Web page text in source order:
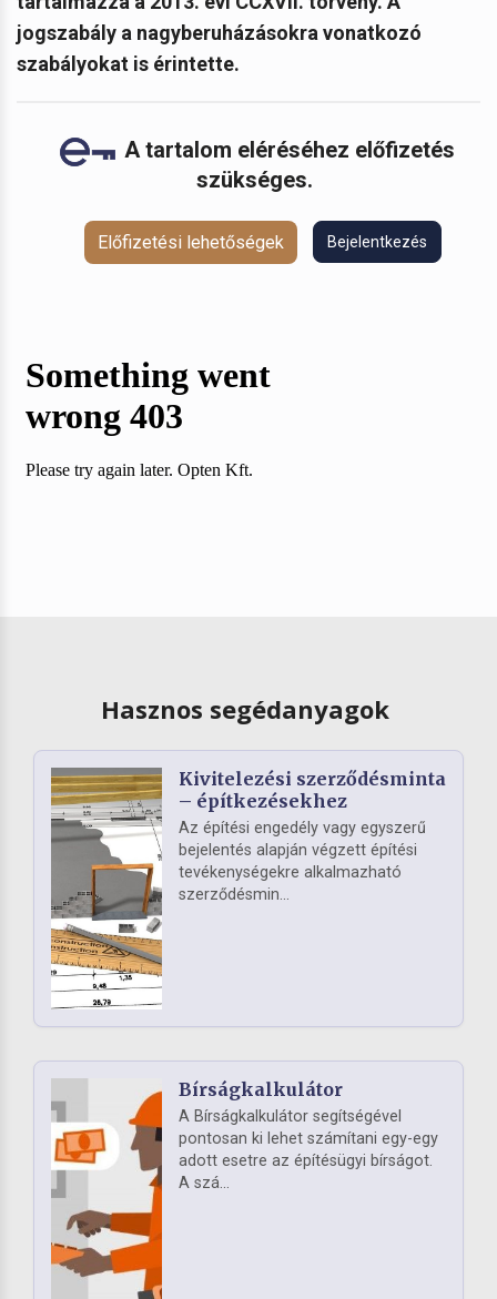
jogszabály a nagyberuházásokra vonatkozó
szabályokat is érintette.
A tartalom eléréséhez előfizetés
szükséges.
Előfizetési lehetőségek Bejelentkezés
Hasznos segédanyagok
Kivitelezési szerződésminta
– építkezésekhez
Az építési engedély vagy egyszerű
bejelentés alapján végzett építési
tevékenységekre alkalmazható
szerződésmin...
Bírságkalkulátor
A Bírságkalkulátor segítségével
pontosan ki lehet számítani egy-egy
adott esetre az építésügyi bírságot.
A szá...